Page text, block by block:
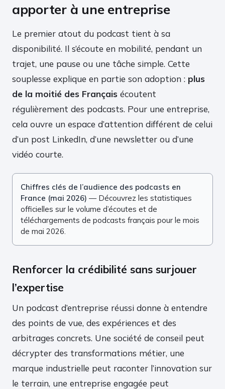
apporter à une entreprise
Le premier atout du podcast tient à sa
disponibilité. Il s’écoute en mobilité, pendant un
trajet, une pause ou une tâche simple. Cette
souplesse explique en partie son adoption : plus
de la moitié des Français écoutent
régulièrement des podcasts. Pour une entreprise,
cela ouvre un espace d’attention différent de celui
d’un post LinkedIn, d’une newsletter ou d’une
vidéo courte.
Chiffres clés de l’audience des podcasts en
France (mai 2026) — Découvrez les statistiques
officielles sur le volume d’écoutes et de
téléchargements de podcasts français pour le mois
de mai 2026.
Renforcer la crédibilité sans surjouer
l’expertise
Un podcast d’entreprise réussi donne à entendre
des points de vue, des expériences et des
arbitrages concrets. Une société de conseil peut
décrypter des transformations métier, une
marque industrielle peut raconter l’innovation sur
le terrain, une entreprise engagée peut